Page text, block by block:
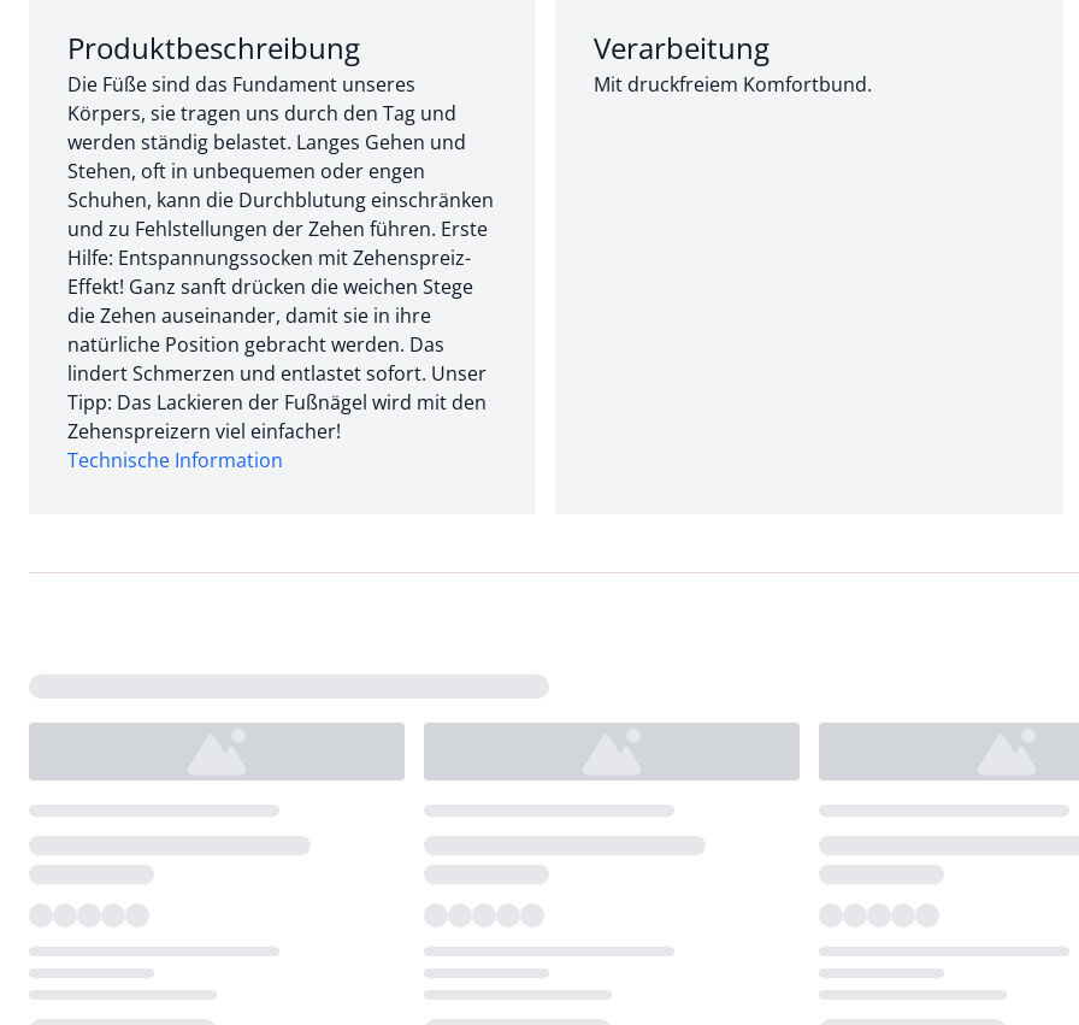
Abschnitt 1 von 3:
Produktbeschreibung
Die Füße sind das Fundament unseres
Körpers, sie tragen uns durch den Tag und
werden ständig belastet. Langes Gehen und
Stehen, oft in unbequemen oder engen
Schuhen, kann die Durchblutung einschränken
und zu Fehlstellungen der Zehen führen. Erste
Hilfe: Entspannungssocken mit Zehenspreiz-
Effekt! Ganz sanft drücken die weichen Stege
die Zehen auseinander, damit sie in ihre
natürliche Position gebracht werden. Das
lindert Schmerzen und entlastet sofort. Unser
Tipp: Das Lackieren der Fußnägel wird mit den
Zehenspreizern viel einfacher!
Technische Information
Abschnitt 2 von 3:
Verarbeitung
Mit druckfreiem Komfortbund.